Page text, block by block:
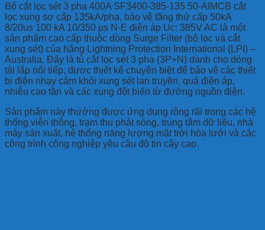
Bộ cắt lọc sét 3 pha 400A SF3400-385-135 50-AIMCB cắt
lọc xung sơ cấp 135kA/pha, bảo vệ tầng thứ cấp 50kA
8/20us 100 kA 10/350 µs N-E điện áp Uc: 385V AC là một
sản phẩm cao cấp thuộc dòng Surge Filter (bộ lọc và cắt
xung sét) của hãng Lightning Protection International (LPI) –
Australia. Đây là tủ cắt lọc sét 3 pha (3P+N) dành cho dòng
tải lắp nối tiếp, được thiết kế chuyên biệt để bảo vệ các thiết
bị điện nhạy cảm khỏi xung sét lan truyền, quá điện áp,
nhiễu cao tần và các xung đột biến từ đường nguồn điện.
Sản phẩm này thường được ứng dụng rộng rãi trong các hệ
thống viễn thông, trạm thu phát sóng, trung tâm dữ liệu, nhà
máy sản xuất, hệ thống năng lượng mặt trời hòa lưới và các
công trình công nghiệp yêu cầu độ tin cậy cao.